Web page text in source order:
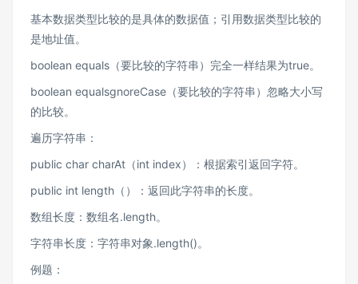
基本数据类型比较的是具体的数据值；引用数据类型比较的
是地址值。
boolean equals（要比较的字符串）完全一样结果为true。
boolean equalsgnoreCase（要比较的字符串）忽略大小写
的比较。
遍历字符串：
public char charAt（int index）：根据索引返回字符。
public int length（）：返回此字符串的长度。
数组长度：数组名.length。
字符串长度：字符串对象.length()。
例题：